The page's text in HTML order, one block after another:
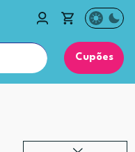
Cupões